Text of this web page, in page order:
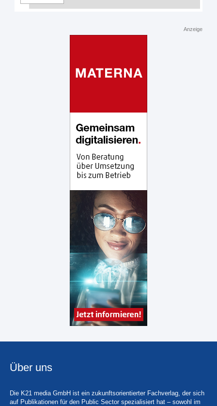
Anzeige
Über uns
Die K21 media GmbH ist ein zukunftsorientierter Fachverlag, der sich
auf Publikationen für den Public Sector spezialisiert hat – sowohl im